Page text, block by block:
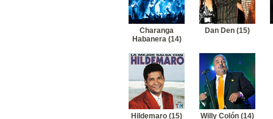
Charanga
Habanera (14)
Dan Den (15)
Hildemaro (15) Willy Colón (14)